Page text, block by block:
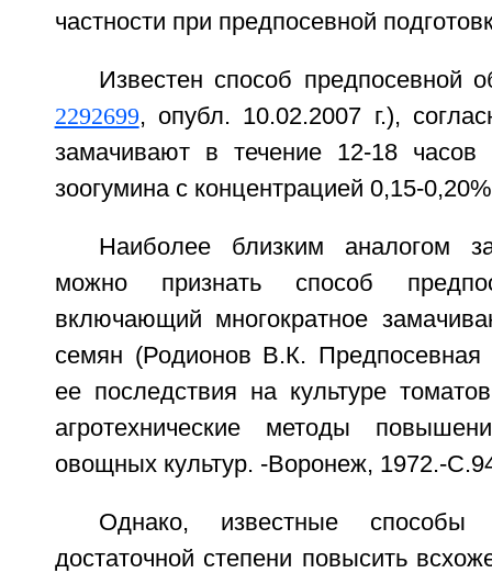
частности при предпосевной
Известен способ предпосевной
2292699, опубл. 10.02.2007 г.),
замачивают в течение 12-18
зоогумина с концентрацией 0,15-
Наиболее близким аналогом
можно признать способ
включающий многократное
семян (Родионов В.К. Предпосевная
ее последствия на культуре
агротехнические методы
овощных культур. -Воронеж, 1972.-
Однако, известные
достаточной степени повысить